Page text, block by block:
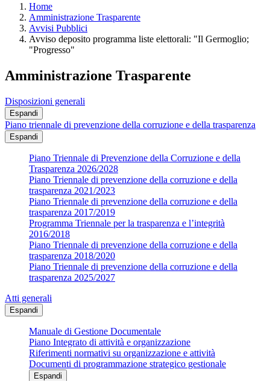
Home
Amministrazione Trasparente
Avvisi Pubblici
Avviso deposito programma liste elettorali: "Il Germoglio;
"Progresso"
Amministrazione Trasparente
Disposizioni generali
Espandi
Piano triennale di prevenzione della corruzione e della trasparenza
Espandi
Piano Triennale di Prevenzione della Corruzione e della
Trasparenza 2026/2028
Piano Triennale di prevenzione della corruzione e della
trasparenza 2021/2023
Piano Triennale di prevenzione della corruzione e della
trasparenza 2017/2019
Programma Triennale per la trasparenza e l’integrità
2016/2018
Piano Triennale di prevenzione della corruzione e della
trasparenza 2018/2020
Piano Triennale di prevenzione della corruzione e della
trasparenza 2025/2027
Atti generali
Espandi
Manuale di Gestione Documentale
Piano Integrato di attività e organizzazione
Riferimenti normativi su organizzazione e attività
Documenti di programmazione strategico gestionale
Espandi